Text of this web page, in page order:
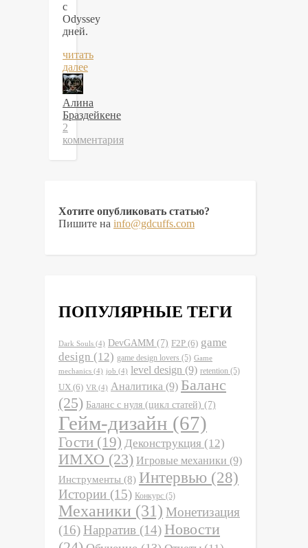
с
Odyssey
дней.
читать
далее
Алина
Браздейкене
2
комментария
Хотите опубликовать статью?
Пишите на info@gdcuffs.com
ПОПУЛЯРНЫЕ ТЕГИ
Dark Souls (4) DevGAMM (7) F2P (6) game
design (12) game design lovers (5) Game
mechanics (4) job (4) level design (9) retention (5)
UX (6) VR (4) Аналитика (9) Баланс
(25) Баланс с нуля (цикл статей) (7)
Гейм-дизайн (67)
Гости (19) Деконструкция (12)
ИМХО (23) Игровые механики (9)
Инструменты (8) Интервью (28)
Истории (15) Конкурс (5)
Механики (31) Монетизация
(16) Нарратив (14) Новости